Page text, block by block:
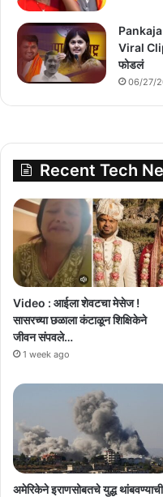
Pankaja
Viral
फोडलं
06/27/
Recent Tech
Video : आईला शेवटचा मेसेज !
सासरच्या छळाला कंटाळून शिक्षिकेने
जीवन संपवले…
1 week ago
अमेरिकेने इराणसोबतचे युद्ध थांबवण्याची